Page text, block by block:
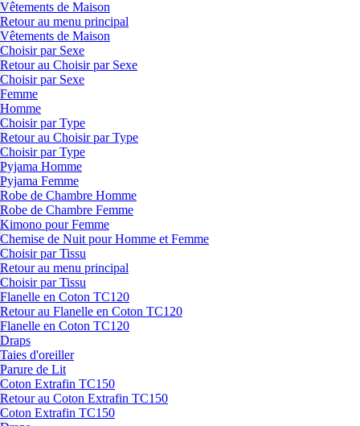
Vêtements de Maison
Retour au menu principal
Vêtements de Maison
Choisir par Sexe
Retour au Choisir par Sexe
Choisir par Sexe
Femme
Homme
Choisir par Type
Retour au Choisir par Type
Choisir par Type
Pyjama Homme
Pyjama Femme
Robe de Chambre Homme
Robe de Chambre Femme
Kimono pour Femme
Chemise de Nuit pour Homme et Femme
Choisir par Tissu
Retour au menu principal
Choisir par Tissu
Flanelle en Coton TC120
Retour au Flanelle en Coton TC120
Flanelle en Coton TC120
Draps
Taies d'oreiller
Parure de Lit
Coton Extrafin TC150
Retour au Coton Extrafin TC150
Coton Extrafin TC150